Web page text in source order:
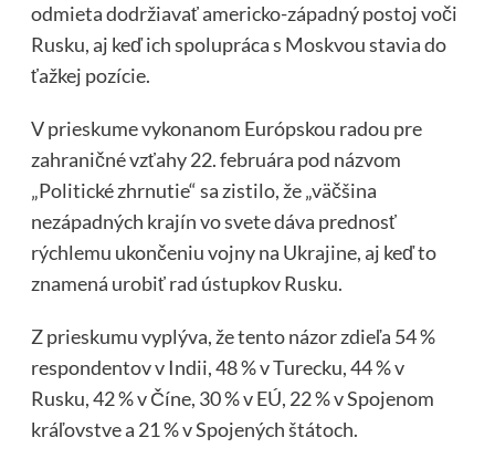
odmieta dodržiavať americko-západný postoj voči
Rusku, aj keď ich spolupráca s Moskvou stavia do
ťažkej pozície.
V prieskume vykonanom Európskou radou pre
zahraničné vzťahy 22. februára pod názvom
„Politické zhrnutie“ sa zistilo, že „väčšina
nezápadných krajín vo svete dáva prednosť
rýchlemu ukončeniu vojny na Ukrajine, aj keď to
znamená urobiť rad ústupkov Rusku.
Z prieskumu vyplýva, že tento názor zdieľa 54 %
respondentov v Indii, 48 % v Turecku, 44 % v
Rusku, 42 % v Číne, 30 % v EÚ, 22 % v Spojenom
kráľovstve a 21 % v Spojených štátoch.